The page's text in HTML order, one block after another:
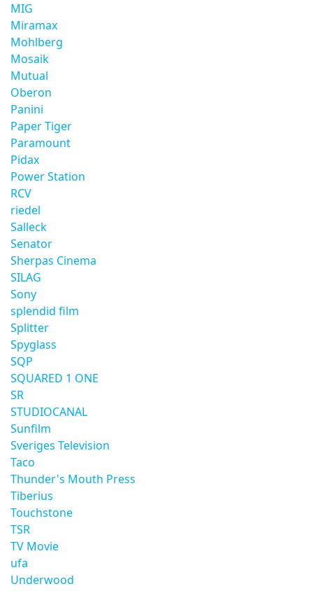
MIG
Miramax
Mohlberg
Mosaik
Mutual
Oberon
Panini
Paper Tiger
Paramount
Pidax
Power Station
RCV
riedel
Salleck
Senator
Sherpas Cinema
SILAG
Sony
splendid film
Splitter
Spyglass
SQP
SQUARED 1 ONE
SR
STUDIOCANAL
Sunfilm
Sveriges Television
Taco
Thunder's Mouth Press
Tiberius
Touchstone
TSR
TV Movie
ufa
Underwood